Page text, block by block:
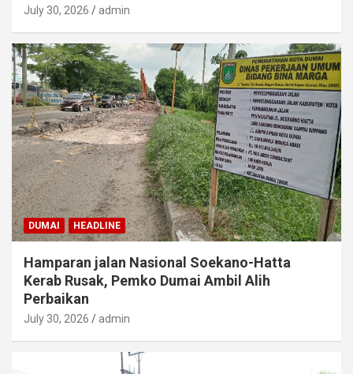
July 30, 2026 admin
DUMAI HEADLINE
Hamparan jalan Nasional Soekano-Hatta
Kerab Rusak, Pemko Dumai Ambil Alih
Perbaikan
July 30, 2026 admin